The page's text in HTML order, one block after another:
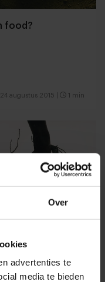
Over
advertenties te
media te bieden
in food?
24 augustus 2015 1 min